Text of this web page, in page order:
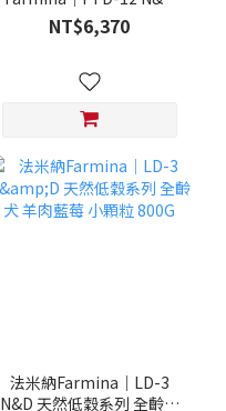
天然培育系列-全齡犬-頂級
雞肉-潔牙顆粒 20KG §下
NT$6,370
法米納Farmina｜LD-3
N&D 天然低穀系列 全齡犬